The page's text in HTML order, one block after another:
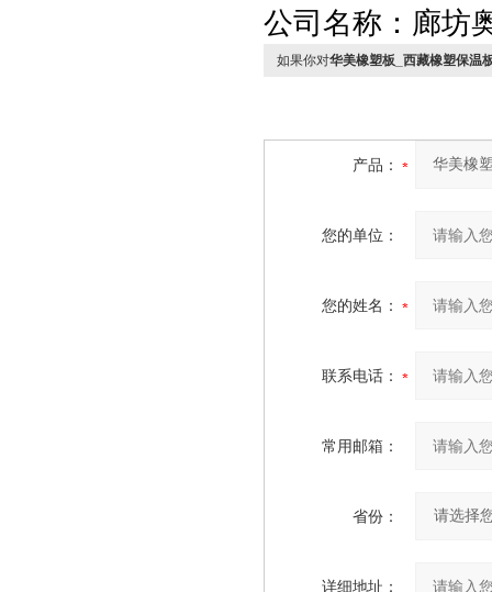
公司名称：廊坊
如果你对华美橡塑板_西藏橡塑保温
产品：
您的单位：
您的姓名：
联系电话：
常用邮箱：
省份：
详细地址：